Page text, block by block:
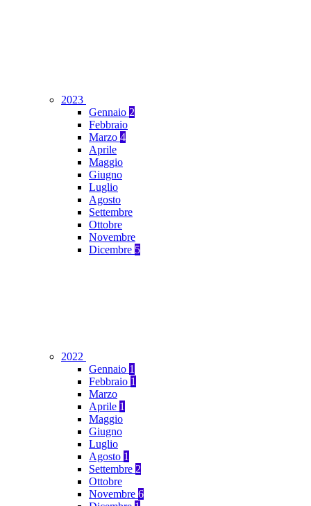
2023
Gennaio 2
Febbraio
Marzo 4
Aprile
Maggio
Giugno
Luglio
Agosto
Settembre
Ottobre
Novembre
Dicembre 5
2022
Gennaio 1
Febbraio 1
Marzo
Aprile 1
Maggio
Giugno
Luglio
Agosto 1
Settembre 2
Ottobre
Novembre 6